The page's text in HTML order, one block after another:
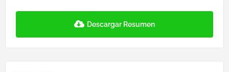
Descargar Resumen